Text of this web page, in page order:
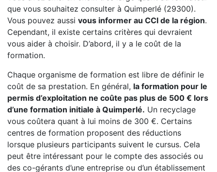
que vous souhaitez consulter à Quimperlé (29300).
Vous pouvez aussi vous informer au CCI de la région.
Cependant, il existe certains critères qui devraient
vous aider à choisir. D’abord, il y a le coût de la
formation.
Chaque organisme de formation est libre de définir le
coût de sa prestation. En général, la formation pour le
permis d’exploitation ne coûte pas plus de 500 € lors
d’une formation initiale à Quimperlé. Un recyclage
vous coûtera quant à lui moins de 300 €. Certains
centres de formation proposent des réductions
lorsque plusieurs participants suivent le cursus. Cela
peut être intéressant pour le compte des associés ou
des co-gérants d’une entreprise ou d’un établissement